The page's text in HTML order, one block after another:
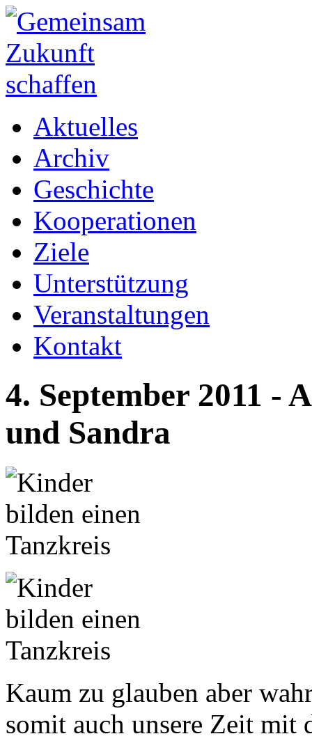
Aktuelles
Archiv
Geschichte
Kooperationen
Ziele
Unterstützung
Veranstaltungen
Kontakt
4. September 2011 -
und Sandra
Kaum zu glauben aber
somit auch unsere Zeit mit